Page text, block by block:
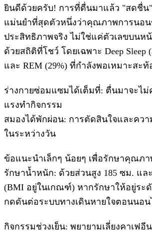
ยินดีด้วยครับ! การที่ตื่นมาแล้ว "สดชื่น
แม่นยำที่สุดตัวหนึ่งว่าคุณภาพการนอ
ประสิทธิภาพจริง ไม่ใช่แค่ตัวเลขบนห
ด้วยสถิติที่โชว์ โดยเฉพาะ Deep Sleep
และ REM (29%) ที่กำลังพอเหมาะสะท้
ร่างกายซ่อมแซมได้เต็มที่: ตื่นมาจะไม่
แรงทำกิจกรรม
สมองได้พักผ่อน: การตัดสินใจและคว
ในระหว่างวัน
ข้อแนะนำเล็กๆ น้อยๆ เพื่อรักษาคุณภา
รักษาน้ำหนัก: ด้วยส่วนสูง 185 ซม. แล
(BMI อยู่ในเกณฑ์) หากรักษาให้อยู่ระ
กดดันต่อระบบทางเดินหายใจตอนนอ
กิจกรรมช่วงเย็น: พยายามเลี่ยงคาเฟอี